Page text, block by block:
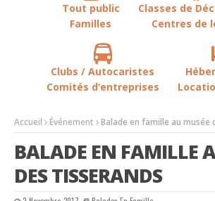
Tout public
Familles
Classes de
Centres de
Clubs / Autocaristes
Comités d’entreprises
Accueil Événement Balade en famille au musée
BALADE EN FAMILLE
DES TISSERANDS